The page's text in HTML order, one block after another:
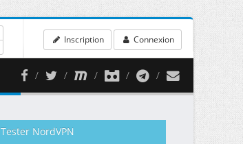
Inscription Connexion
Tester NordVPN